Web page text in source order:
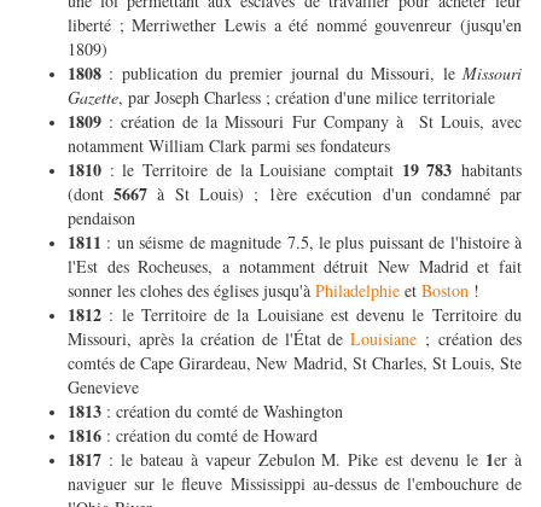
liberté ; Merriwether Lewis a été nommé gouvenreur (jusqu'en
1809)
1808 : publication du premier journal du Missouri, leMissouri
Gazette, par Joseph Charless ; création d'une milice territoriale
1809 : création de la Missouri Fur Company à St Louis, avec
notamment William Clark parmi ses fondateurs
1810 : le Territoire de la Louisiane comptait 19 783 habitants
(dont5667à St Louis) ; 1ère exécution d'un condamné par
pendaison
1811 : un séisme de magnitude 7.5, le plus puissant de l'histoire à
l'Est des Rocheuses, a notamment détruit New Madrid et fait
sonner les clohes des églises jusqu'à Philadelphie et Boston !
1812 : le Territoire de la Louisiane est devenu le Territoire du
Missouri, après la création de l'État de Louisiane ; création des
comtés de Cape Girardeau, New Madrid, St Charles, St Louis, Ste
Genevieve
1813 : création du comté de Washington
1816 : création du comté de Howard
1817 : le bateau à vapeur Zebulon M. Pike est devenu le 1er à
naviguer sur le fleuve Mississippi au-dessus de l'embouchure de